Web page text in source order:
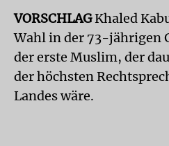
VORSCHLAGKhaled
Wahl in der 73-jährigen
der erste Muslim, der
der höchsten
Landes wäre.